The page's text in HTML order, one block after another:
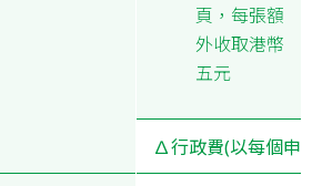
頁，每張額
外收取港幣
五元
∆行政費(以每個申